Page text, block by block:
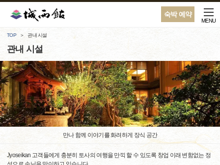
숙박 예약
MENU
TOP 관내 시설
관내 시설
만나 함께 이야기를 화려하게 장식 공간
Jyoseikan 고객들에게 충분히 토사의 여행을 만끽 할 수 있도록 창업 이래 변함없는 정